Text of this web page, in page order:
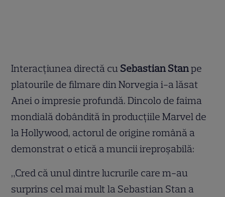
Interacțiunea directă cu Sebastian Stanpe
platourile de filmare din Norvegia i-a lăsat
Anei o impresie profundă. Dincolo de faima
mondială dobândită în producțiile Marvel de
la Hollywood, actorul de origine română a
demonstrat o etică a muncii ireproșabilă:
„Cred că unul dintre lucrurile care m-au
surprins cel mai mult la Sebastian Stan a